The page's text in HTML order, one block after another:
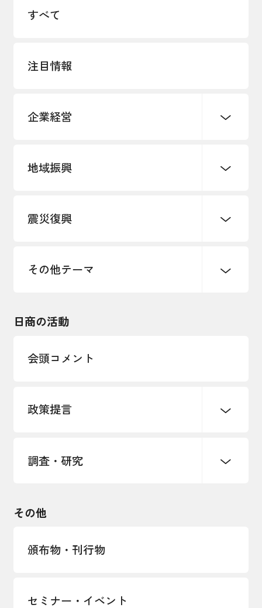
すべて
注目情報
企業経営
創業
事業承継・引継ぎ支援
雇用・労働・人材確保
地域振興
まちづくり
震災復興
令和６年能登半島地震関連
その他テーマ
インボイス制度
海外情報レポート
安全保障貿易管理・技術流出防止に関す
経営者保証に関するガイドライン
日商の活動
会頭コメント
政策提言
中小企業経営
国土強靭化・社会基盤整備・震災復興
調査・研究
LOBO調査
その他
頒布物・刊行物
セミナー・イベント